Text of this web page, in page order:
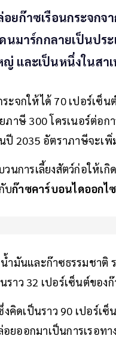
ยก๊าซเรือนกระจกจ
มาร์กกลายเป็นประ
และเป็นหนึ่งในสา
ะจกให้ได้ 70 เปอร์เซ็
ภาษี 300 โครเนอร์ต่อก
2035 อัตราภาษีจะเพิ่
นการเลี้ยงสัตว์ก่อให้เ
บก๊าซคาร์บอนไดออกไ
ำมันและก๊าซธรรมชาติ
าว 32 เปอร์เซ็นต์ของ
งคิดเป็นราว 90 เปอร์เ
ออกมาเป็นการเรอทา